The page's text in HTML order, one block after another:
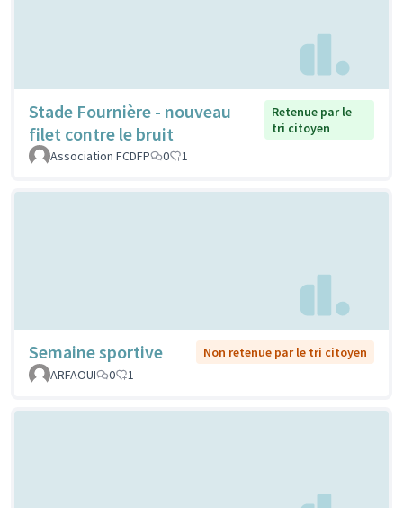
Stade Fournière - nouveau
filet contre le bruit
Retenue par le
tri citoyen
Association FCDFP
0 1
Semaine sportive
Non retenue par le tri citoyen
ARFAOUI
0 1